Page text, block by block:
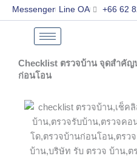
Skip
to
Messenger Line OA +66 62
Checklist ตรวจบ้าน จุดสำคั
ก่อนโอน